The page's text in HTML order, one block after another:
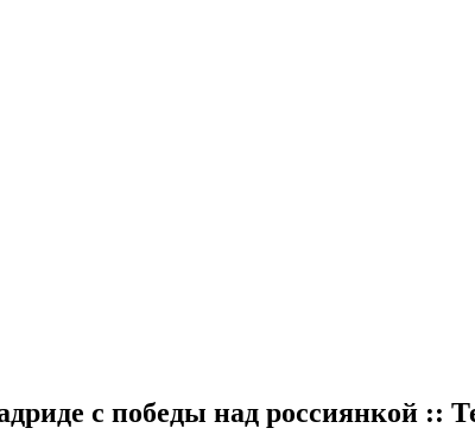
с победы над россиянкой ::